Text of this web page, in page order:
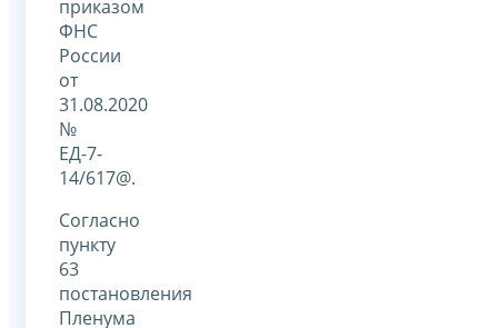
приказом
ФНС
России
от
31.08.2020
№
ЕД-7-
14/617@.
Согласно
пункту
63
постановления
Пленума